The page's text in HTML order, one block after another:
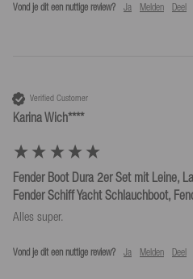
Vond je dit een nuttige review? Ja Melden Deel
Verified Customer
Karina Wich****
Fender Boot Dura 2er Set mit Leine,
Fender Schiff Yacht Schlauchboot,
Alles super.
Vond je dit een nuttige review? Ja Melden Deel